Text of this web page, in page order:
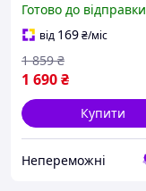
1026|
Готово до відправки
від 169₴/міс
1 690₴
1 859 ₴
Купити
Непереможні